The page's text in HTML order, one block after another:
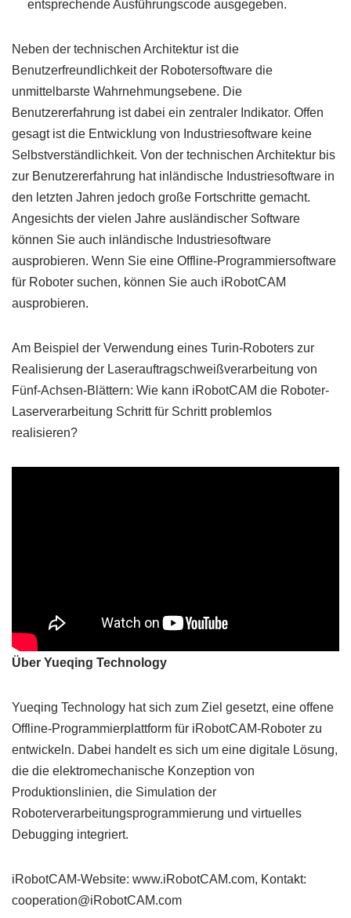
entsprechende Ausführungscode ausgegeben.
Neben der technischen Architektur ist die
Benutzerfreundlichkeit der Robotersoftware die
unmittelbarste Wahrnehmungsebene. Die
Benutzererfahrung ist dabei ein zentraler Indikator. Offen
gesagt ist die Entwicklung von Industriesoftware keine
Selbstverständlichkeit. Von der technischen Architektur bis
zur Benutzererfahrung hat inländische Industriesoftware in
den letzten Jahren jedoch große Fortschritte gemacht.
Angesichts der vielen Jahre ausländischer Software
können Sie auch inländische Industriesoftware
ausprobieren. Wenn Sie eine Offline-Programmiersoftware
für Roboter suchen, können Sie auch iRobotCAM
ausprobieren.
Am Beispiel der Verwendung eines Turin-Roboters zur
Realisierung der Laserauftragschweißverarbeitung von
Fünf-Achsen-Blättern: Wie kann iRobotCAM die Roboter-
Laserverarbeitung Schritt für Schritt problemlos
realisieren?
Über Yueqing Technology
Yueqing Technology hat sich zum Ziel gesetzt, eine offene
Offline-Programmierplattform für iRobotCAM-Roboter zu
entwickeln. Dabei handelt es sich um eine digitale Lösung,
die die elektromechanische Konzeption von
Produktionslinien, die Simulation der
Roboterverarbeitungsprogrammierung und virtuelles
Debugging integriert.
iRobotCAM-Website: www.iRobotCAM.com, Kontakt:
cooperation@iRobotCAM.com